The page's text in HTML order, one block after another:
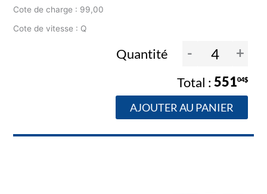
Cote de charge : 99,00
Cote de vitesse : Q
Quantité - +
55104$
AJOUTER AU PANIER